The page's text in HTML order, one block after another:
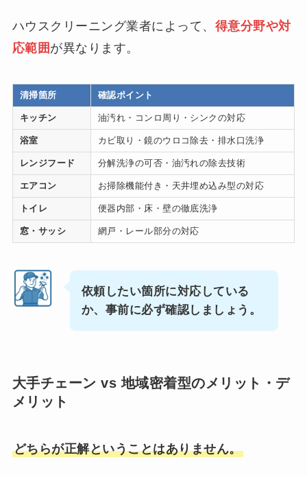
ハウスクリーニング業者によって、 得意分野や対
応範囲 が異なります。
清掃箇所 確認ポイント
キッチン 油汚れ・コンロ周り・シンクの対応
浴室 カビ取り・鏡のウロコ除去・排水口洗浄
レンジフード 分解洗浄の可否・油汚れの除去技術
エアコン お掃除機能付き・天井埋め込み型の対応
トイレ 便器内部・床・壁の徹底洗浄
窓・サッシ 網戸・レール部分の対応
依頼したい箇所に対応している
か、事前に必ず確認しましょう。
大手チェーン vs 地域密着型のメリット・デ
メリット
どちらが正解ということはありません。